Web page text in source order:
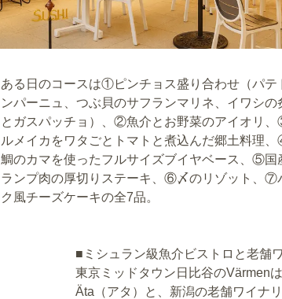
ある日のコースは①ピンチョス盛り合わせ（パテ
ンパーニュ、つぶ貝のサフランマリネ、イワシの
とガスパッチョ）、②魚介とお野菜のアイオリ
ルメイカをワタごとトマトと煮込んだ郷土料理
鯛のカマを使ったフルサイズブイヤベース、⑤国
ランプ肉の厚切りステーキ、⑥〆のリゾット、⑦
ク風チーズケーキの全7品。
■ミシュラン級魚介ビストロと老舗
東京ミッドタウン日比谷のVärmen
Äta（アタ）と、新潟の老舗ワイナ